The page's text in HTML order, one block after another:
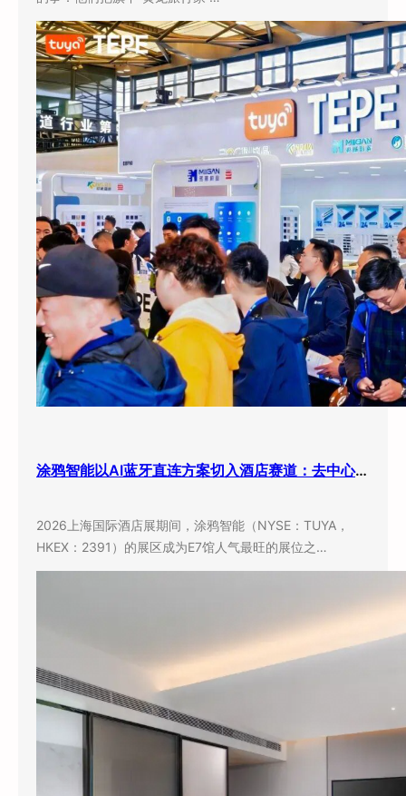
涂鸦智能以AI蓝牙直连方案切入酒店赛道：去中心化架构破解智能化改造三大痛点
2026上海国际酒店展期间，涂鸦智能（NYSE：TUYA，
HKEX：2391）的展区成为E7馆人气最旺的展位之…